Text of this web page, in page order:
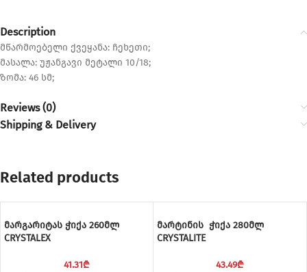
Description
მწარმოებელი ქვეყანა: ჩეხეთი;
მასალა: უჟანგავი მეტალი 10/18;
ზომა: 46 სმ;
Reviews (0)
Shipping & Delivery
Related products
მარგარიტას ჭიქა 260მლ
CRYSTALEX
41.31₾
მარტინის ჭიქა 280მლ
CRYSTALITE
43.49₾